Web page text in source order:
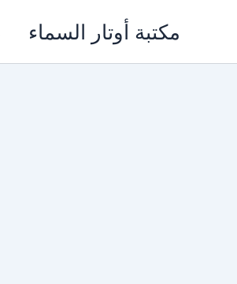
مكتبة أوتار السماء